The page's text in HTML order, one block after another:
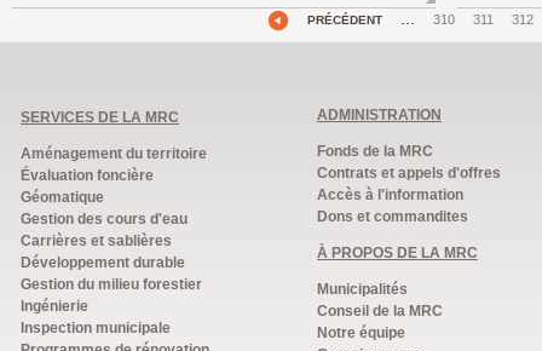
PRÉCÉDENT … 310 311 312
SERVICES DE LA MRC
Aménagement du territoire
Évaluation foncière
Géomatique
Gestion des cours d'eau
Carrières et sablières
Développement durable
Gestion du milieu forestier
Ingénierie
Inspection municipale
ADMINISTRATION
Fonds de la MRC
Contrats et appels d'offres
Accès à l'information
Dons et commandites
À PROPOS DE LA MRC
Municipalités
Conseil de la MRC
Notre équipe